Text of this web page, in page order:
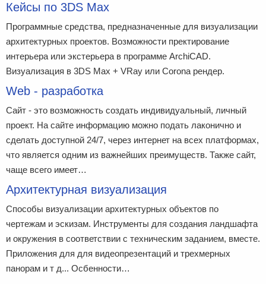
Кейсы по 3DS Max
Программные средства, предназначенные для визуализации
архитектурных проектов. Возможности пректирование
интерьера или экстерьера в программе ArchiCAD.
Визуализация в 3DS Max + VRay или Corona рендер.
Web - разработка
Сайт - это возможность создать индивидуальный, личный
проект. На сайте информацию можно подать лаконично и
сделать доступной 24/7, через интернет на всех платформах,
что является одним из важнейших преимуществ. Также сайт,
чаще всего имеет…
Архитектурная визуализация
Cпособы визуализации архитектурных объектов по
чертежам и эскизам. Инструменты для создания ландшафта
и окружения в соответствии с техническим заданием, вместе.
Приложения для для видеопрезентаций и трехмерных
панорам и т д... Осбенности…